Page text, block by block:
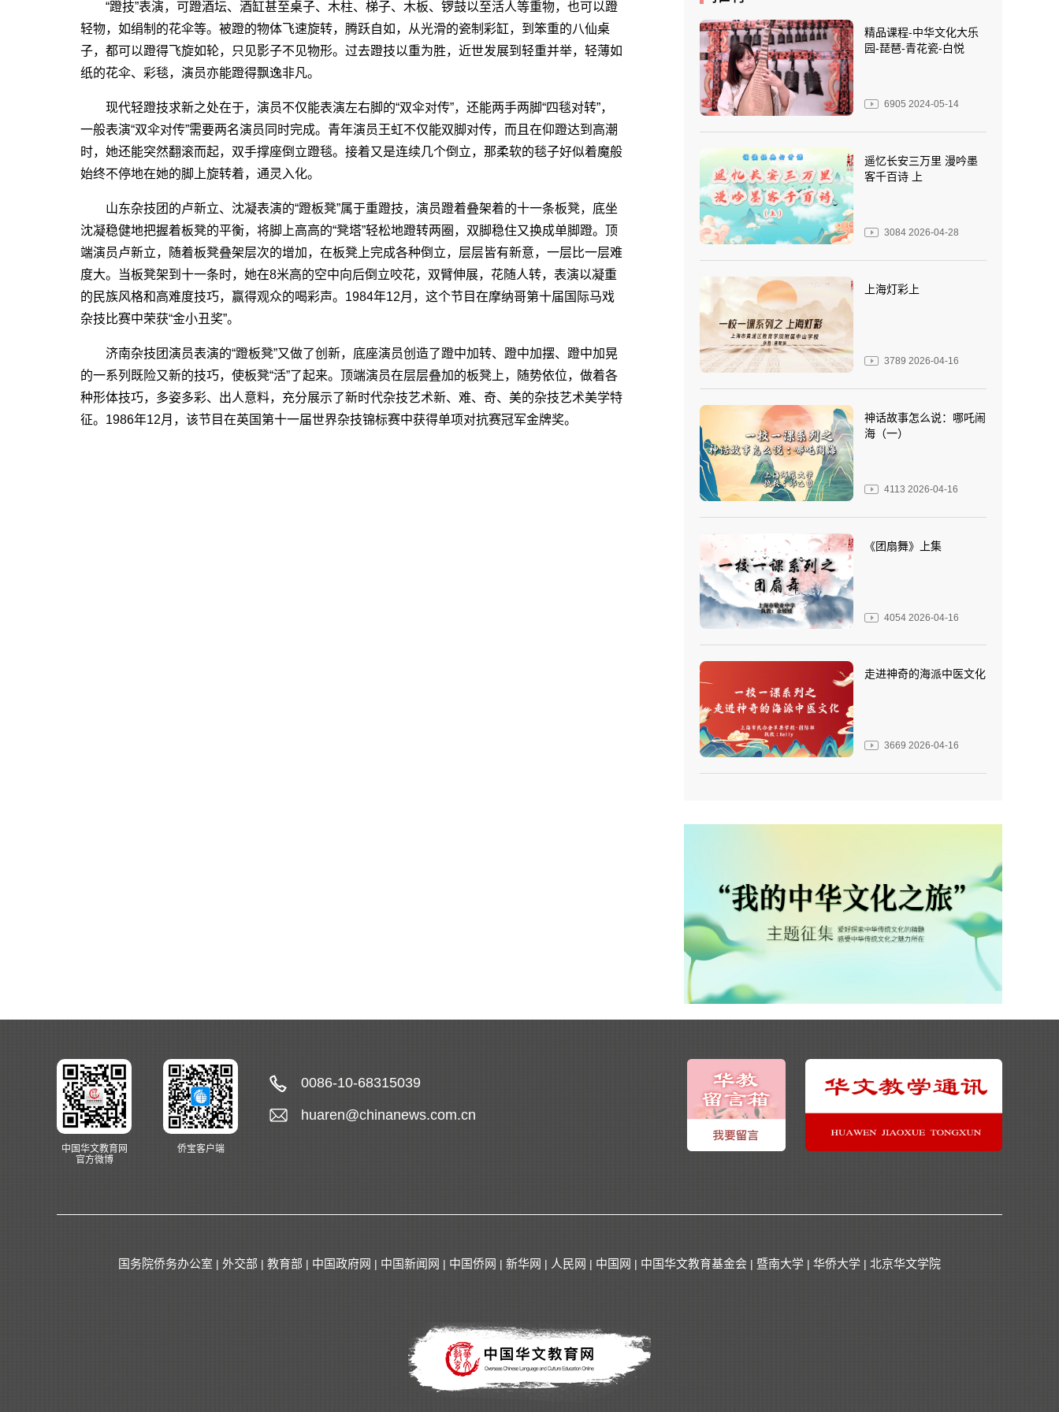
“蹬技”表演，可蹬酒坛、酒缸甚至桌子、木柱、梯子、木板、锣鼓以至活人等重物，也可以蹬
轻物，如绢制的花伞等。被蹬的物体飞速旋转，腾跃自如，从光滑的瓷制彩缸，到笨重的八仙桌
子，都可以蹬得飞旋如轮，只见影子不见物形。过去蹬技以重为胜，近世发展到轻重并举，轻薄如
纸的花伞、彩毯，演员亦能蹬得飘逸非凡。
现代轻蹬技求新之处在于，演员不仅能表演左右脚的“双伞对传”，还能两手两脚“四毯对转”，
一般表演“双伞对传”需要两名演员同时完成。青年演员王虹不仅能双脚对传，而且在仰蹬达到高潮
时，她还能突然翻滚而起，双手撑座倒立蹬毯。接着又是连续几个倒立，那柔软的毯子好似着魔般
始终不停地在她的脚上旋转着，通灵入化。
山东杂技团的卢新立、沈凝表演的“蹬板凳”属于重蹬技，演员蹬着叠架着的十一条板凳，底坐
沈凝稳健地把握着板凳的平衡，将脚上高高的“凳塔”轻松地蹬转两圈，双脚稳住又换成单脚蹬。顶
端演员卢新立，随着板凳叠架层次的增加，在板凳上完成各种倒立，层层皆有新意，一层比一层难
度大。当板凳架到十一条时，她在8米高的空中向后倒立咬花，双臂伸展，花随人转，表演以凝重
的民族风格和高难度技巧，赢得观众的喝彩声。1984年12月，这个节目在摩纳哥第十届国际马戏
杂技比赛中荣获“金小丑奖”。
济南杂技团演员表演的“蹬板凳”又做了创新，底座演员创造了蹬中加转、蹬中加摆、蹬中加晃
的一系列既险又新的技巧，使板凳“活”了起来。顶端演员在层层叠加的板凳上，随势依位，做着各
种形体技巧，多姿多彩、出人意料，充分展示了新时代杂技艺术新、难、奇、美的杂技艺术美学特
征。1986年12月，该节目在英国第十一届世界杂技锦标赛中获得单项对抗赛冠军金牌奖。
精品课程-中华文化大乐
园-琵琶-青花瓷-白悦
6905 2024-05-14
遥忆长安三万里 漫吟墨
客千百诗 上
3084 2026-04-28
上海灯彩上
3789 2026-04-16
神话故事怎么说：哪吒闹
海（一）
4113 2026-04-16
《团扇舞》上集
4054 2026-04-16
走进神奇的海派中医文化
3669 2026-04-16
中国华文教育网
官方微博
侨宝客户端
0086-10-68315039
huaren@chinanews.com.cn
国务院侨务办公室 | 外交部 | 教育部 | 中国政府网 | 中国新闻网 | 中国侨网 | 新华网 | 人民网 | 中国网 | 中国华文教育基金会 | 暨南大学 | 华侨大学 | 北京华文学院